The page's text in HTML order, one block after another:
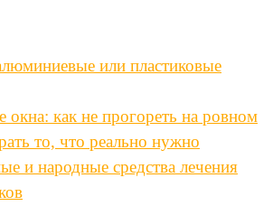
или пластиковые
окна: как не прогореть на ровном
то, что реально нужно
и народные средства лечения